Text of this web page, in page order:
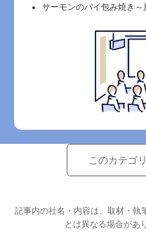
サーモンのパイ包み焼き
このカテゴ
記事内の社名・内容は、取材・執
とは異なる場合があ